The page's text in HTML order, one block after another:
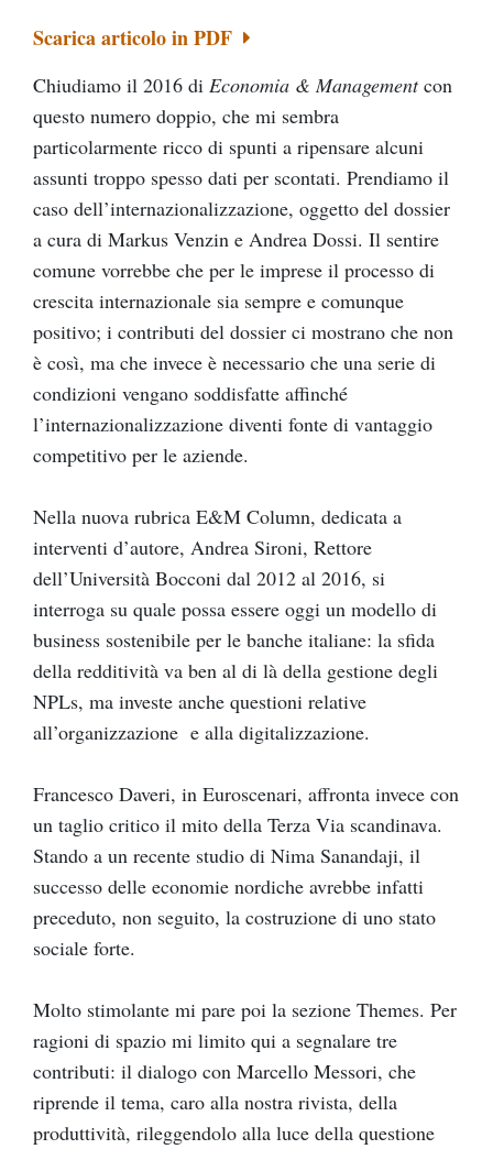
Scarica articolo in PDF
Chiudiamo il 2016 di Economia & Managementcon
questo numero doppio, che mi sembra
particolarmente ricco di spunti a ripensare alcuni
assunti troppo spesso dati per scontati. Prendiamo il
caso dell’internazionalizzazione, oggetto del dossier
a cura di Markus Venzin e Andrea Dossi. Il sentire
comune vorrebbe che per le imprese il processo di
crescita internazionale sia sempre e comunque
positivo; i contributi del dossier ci mostrano che non
è così, ma che invece è necessario che una serie di
condizioni vengano soddisfatte affinché
l’internazionalizzazione diventi fonte di vantaggio
competitivo per le aziende.
Nella nuova rubrica E&M Column, dedicata a
interventi d’autore, Andrea Sironi, Rettore
dell’Università Bocconi dal 2012 al 2016, si
interroga su quale possa essere oggi un modello di
business sostenibile per le banche italiane: la sfida
della redditività va ben al di là della gestione degli
NPLs, ma investe anche questioni relative
all’organizzazione e alla digitalizzazione.
Francesco Daveri, in Euroscenari, affronta invece con
un taglio critico il mito della Terza Via scandinava.
Stando a un recente studio di Nima Sanandaji, il
successo delle economie nordiche avrebbe infatti
preceduto, non seguito, la costruzione di uno stato
sociale forte.
Molto stimolante mi pare poi la sezione Themes. Per
ragioni di spazio mi limito qui a segnalare tre
contributi: il dialogo con Marcello Messori, che
riprende il tema, caro alla nostra rivista, della
produttività, rileggendolo alla luce della questione